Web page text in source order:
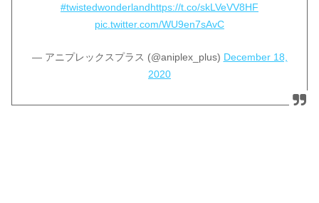
#twistedwonderlandhttps://t.co/skLVeVV8HF
pic.twitter.com/WU9en7sAvC
— アニプレックスプラス (@aniplex_plus) December 18,
2020